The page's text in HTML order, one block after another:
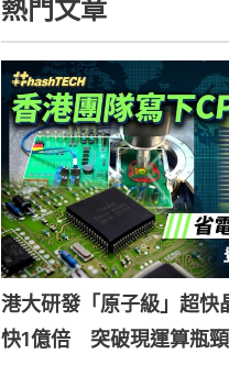
熱門文章
港大研發「原子級」超快
快1億倍 突破現運算瓶頸